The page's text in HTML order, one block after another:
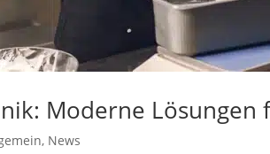
Moderne
, News